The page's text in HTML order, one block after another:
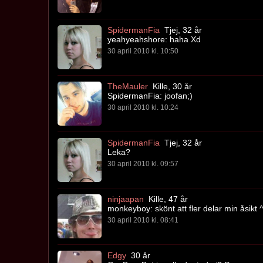
SpidermanFia Tjej, 32 år
yeahyeahshore: haha Xd
30 april 2010 kl. 10:50
TheMauler Kille, 30 år
SpidermanFia: joofan;)
30 april 2010 kl. 10:24
SpidermanFia Tjej, 32 år
Leka?
30 april 2010 kl. 09:57
ninjaapan
Kille, 47 år
monkeyboy: skönt att fler delar min åsikt
30 april 2010 kl. 08:41
Edgy 30 år